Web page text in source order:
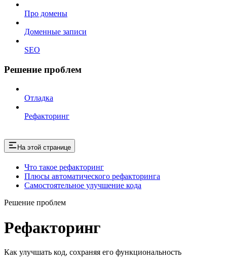
Про домены
Доменные записи
SEO
Решение проблем
Отладка
Рефакторинг
На этой странице
Что такое рефакторинг
Плюсы автоматического рефакторинга
Самостоятельное улучшение кода
Решение проблем
Рефакторинг
Как улучшать код, сохраняя его функциональность